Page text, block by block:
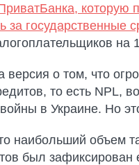
которую
за государственные
на
о том, что
то есть NPL,
в Украине. Но
наибольший объем
был